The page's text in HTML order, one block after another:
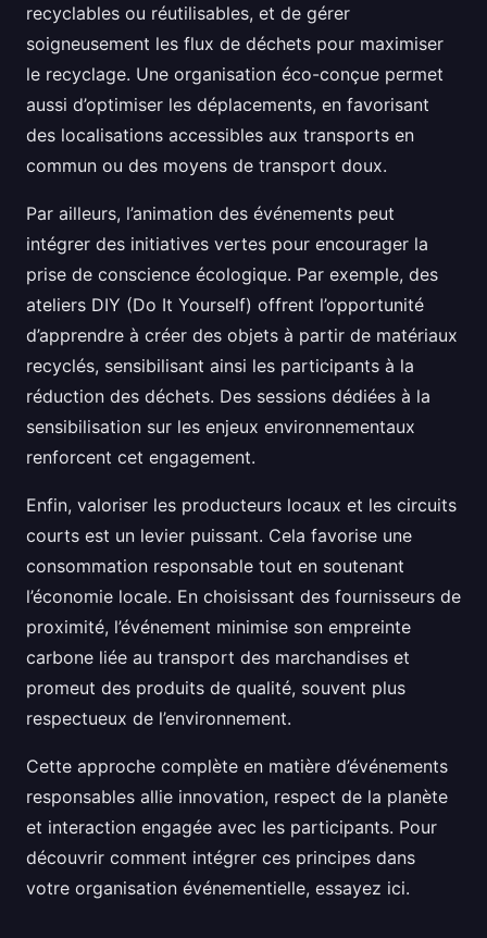
recyclables ou réutilisables, et de gérer
soigneusement les flux de déchets pour maximiser
le recyclage. Une organisation éco-conçue permet
aussi d’optimiser les déplacements, en favorisant
des localisations accessibles aux transports en
commun ou des moyens de transport doux.
Par ailleurs, l’animation des événements peut
intégrer des initiatives vertes pour encourager la
prise de conscience écologique. Par exemple, des
ateliers DIY (Do It Yourself) offrent l’opportunité
d’apprendre à créer des objets à partir de matériaux
recyclés, sensibilisant ainsi les participants à la
réduction des déchets. Des sessions dédiées à la
sensibilisation sur les enjeux environnementaux
renforcent cet engagement.
Enfin, valoriser les producteurs locaux et les circuits
courts est un levier puissant. Cela favorise une
consommation responsable tout en soutenant
l’économie locale. En choisissant des fournisseurs de
proximité, l’événement minimise son empreinte
carbone liée au transport des marchandises et
promeut des produits de qualité, souvent plus
respectueux de l’environnement.
Cette approche complète en matière d’événements
responsables allie innovation, respect de la planète
et interaction engagée avec les participants. Pour
découvrir comment intégrer ces principes dans
votre organisation événementielle, essayez ici.